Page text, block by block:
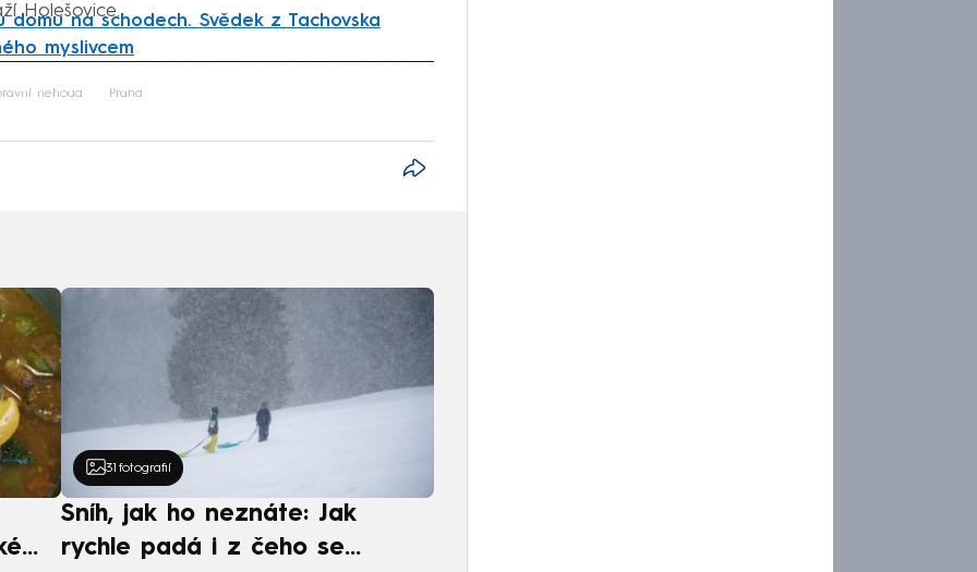
Holešovice.
domu na schodech. Svědek z Tachovska
myslivcem
to fetch
nehoda Praha
31 fotografií
Sníh, jak ho neznáte: Jak
rychle padá i z čeho se